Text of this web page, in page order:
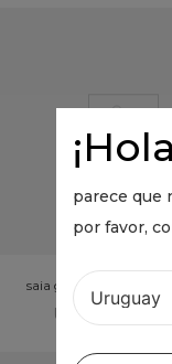
parece que
por favor,
saia guipir
UYU 2.431